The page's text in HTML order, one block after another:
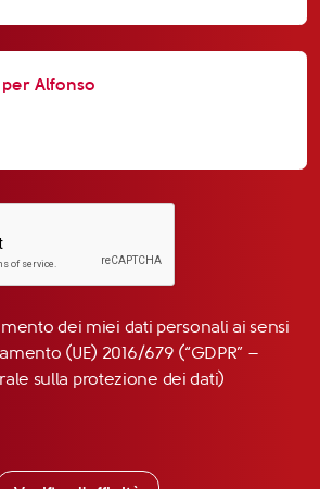
dei miei dati personali ai sensi
(UE) 2016/679 (“GDPR” –
sulla protezione dei dati)